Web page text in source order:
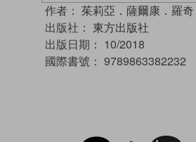
作者： 茱莉亞．薩爾康．羅奇
出版社： 東方出版社
出版日期： 10/2018
國際書號： 9789863382232